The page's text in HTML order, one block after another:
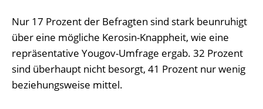
Nur 17 Prozent der Befragten sind stark beunruhigt
über eine mögliche Kerosin-Knappheit, wie eine
repräsentative Yougov-Umfrage ergab. 32 Prozent
sind überhaupt nicht besorgt, 41 Prozent nur wenig
beziehungsweise mittel.